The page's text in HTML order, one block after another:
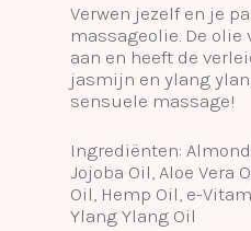
Verwen jezelf en je
massageolie. De
aan en heeft de
jasmijn en ylang
sensuele massage!
Ingrediënten:
Jojoba Oil, Aloe Vera
Oil, Hemp Oil, e-
Ylang Ylang Oil